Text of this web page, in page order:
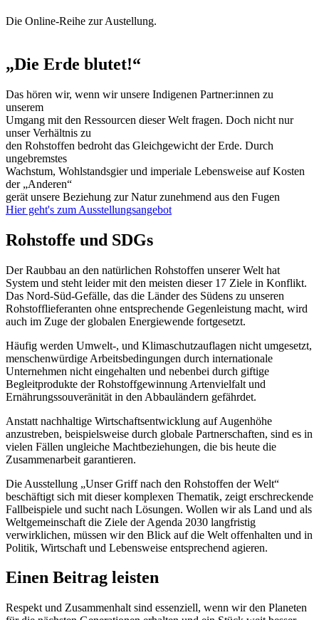
Die Online-Reihe zur Austellung.
„Die Erde blutet!“
Das hören wir, wenn wir unsere Indigenen Partner:innen zu
unserem
Umgang mit den Ressourcen dieser Welt fragen. Doch nicht nur
unser Verhältnis zu
den Rohstoffen bedroht das Gleichgewicht der Erde. Durch
ungebremstes
Wachstum, Wohlstandsgier und imperiale Lebensweise auf Kosten
der „Anderen“
gerät unsere Beziehung zur Natur zunehmend aus den Fugen
Hier geht's zum Ausstellungsangebot
Rohstoffe und SDGs
Der Raubbau an den natürlichen Rohstoffen unserer Welt hat
System und steht leider mit den meisten dieser 17 Ziele in Konflikt.
Das Nord-Süd-Gefälle, das die Länder des Südens zu unseren
Rohstofflieferanten ohne entsprechende Gegenleistung macht, wird
auch im Zuge der globalen Energiewende fortgesetzt.
Häufig werden Umwelt-, und Klimaschutzauflagen nicht umgesetzt,
menschenwürdige Arbeitsbedingungen durch internationale
Unternehmen nicht eingehalten und nebenbei durch giftige
Begleitprodukte der Rohstoffgewinnung Artenvielfalt und
Ernährungssouveränität in den Abbauländern gefährdet.
Anstatt nachhaltige Wirtschaftsentwicklung auf Augenhöhe
anzustreben, beispielsweise durch globale Partnerschaften, sind es in
vielen Fällen ungleiche Machtbeziehungen, die bis heute die
Zusammenarbeit garantieren.
Die Ausstellung „Unser Griff nach den Rohstoffen der Welt“
beschäftigt sich mit dieser komplexen Thematik, zeigt erschreckende
Fallbeispiele und sucht nach Lösungen. Wollen wir als Land und als
Weltgemeinschaft die Ziele der Agenda 2030 langfristig
verwirklichen, müssen wir den Blick auf die Welt offenhalten und in
Politik, Wirtschaft und Lebensweise entsprechend agieren.
Einen Beitrag leisten
Respekt und Zusammenhalt sind essenziell, wenn wir den Planeten